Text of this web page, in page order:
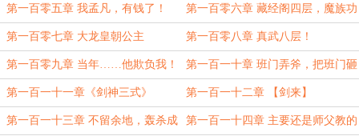
第一百零五章 我孟凡，有钱了！ 第一百零六章 藏经阁四层，魔族功
法
第一百零七章 大龙皇朝公主 第一百零八章 真武八层！
第一百零九章 当年……他欺负我！ 第一百一十章 班门弄斧，把班门砸
了
第一百一十一章《剑神三式》 第一百一十二章 【剑来】
第一百一十三章 不留余地，轰杀成 第一百一十四章 主要还是师父教的